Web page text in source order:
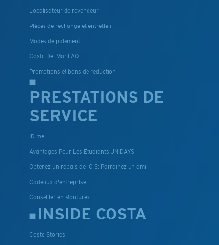
Localisateur de revendeur
Pièces de rechange et entretien
Modes de paiement
Costa Del Mar FAQ
Promotions et bons de reduction
PRESTATIONS DE
SERVICE
ID.me
Avantages Pour Les Étudiants UNIDAYS
Obtenez un rabais de 10 $: Parrainez un ami
Cadeaux d'entreprise
Conseiller en Montures
INSIDE COSTA
Costa Stories